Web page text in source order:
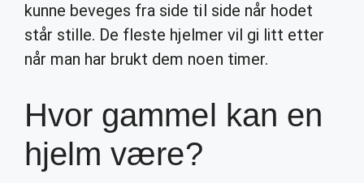
kunne beveges fra side til side når hodet
står stille. De fleste hjelmer vil gi litt etter
når man har brukt dem noen timer.
Hvor gammel kan en
hjelm være?